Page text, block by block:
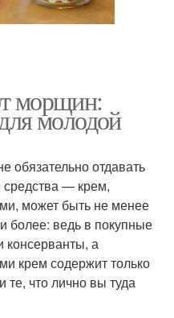
морщин:
молодой
обязательно отдавать
средства — крем,
может быть не менее
ведь в покупные
консерванты, а
крем содержит только
что лично вы туда